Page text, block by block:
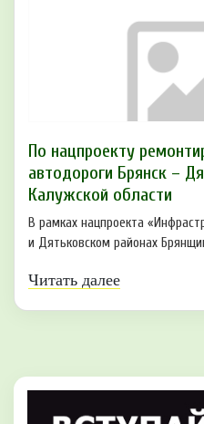
По нацпроекту
автодороги Брянск –
Калужской области
В рамках нацпроекта
и Дятьковском районах
Читать далее